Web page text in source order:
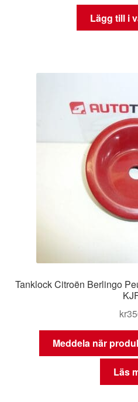
Lägg till i
Tanklock Citroën Berlingo
kr
Meddela när
Läs